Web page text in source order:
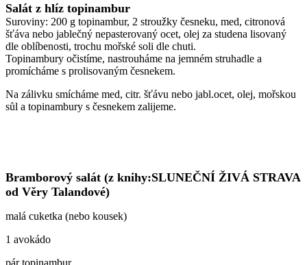
Salát z hlíz topinambur
Suroviny: 200 g topinambur, 2 stroužky česneku, med, citronová
šťáva nebo jablečný nepasterovaný ocet, olej za studena lisovaný
dle oblíbenosti, trochu mořské soli dle chuti.
Topinambury očistíme, nastrouháme na jemném struhadle a
promícháme s prolisovaným česnekem.
Na zálivku smícháme med, citr. šťávu nebo jabl.ocet, olej, mořskou
sůl a topinambury s česnekem zalijeme.
Bramborový salát (z knihy:SLUNEČNÍ ŽIVÁ STRAVA
od Věry Talandové)
malá cuketka (nebo kousek)
1 avokádo
pár topinambur